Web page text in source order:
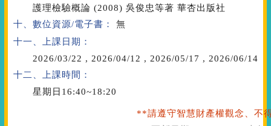
護理檢驗概論 (2008) 吳俊忠等著 華杏出版社
十、數位資源/電子書：
無
十一、上課日期：
2026/03/22 , 2026/04/12 , 2026/05/17 , 2026/06/14
十二、上課時間：
星期日16:40~18:20
**請遵守智慧財產權觀念、不